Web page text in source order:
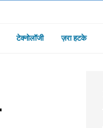
टेक्नोलॉजी ज़रा हटके